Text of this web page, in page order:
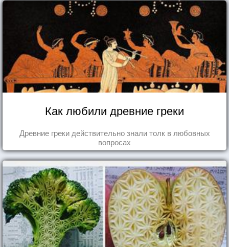
Как любили древние греки
Древние греки действительно знали толк в любовных
вопросах